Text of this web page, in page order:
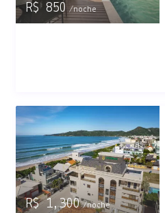
R$ 850/noche
R$ 1,300/noche